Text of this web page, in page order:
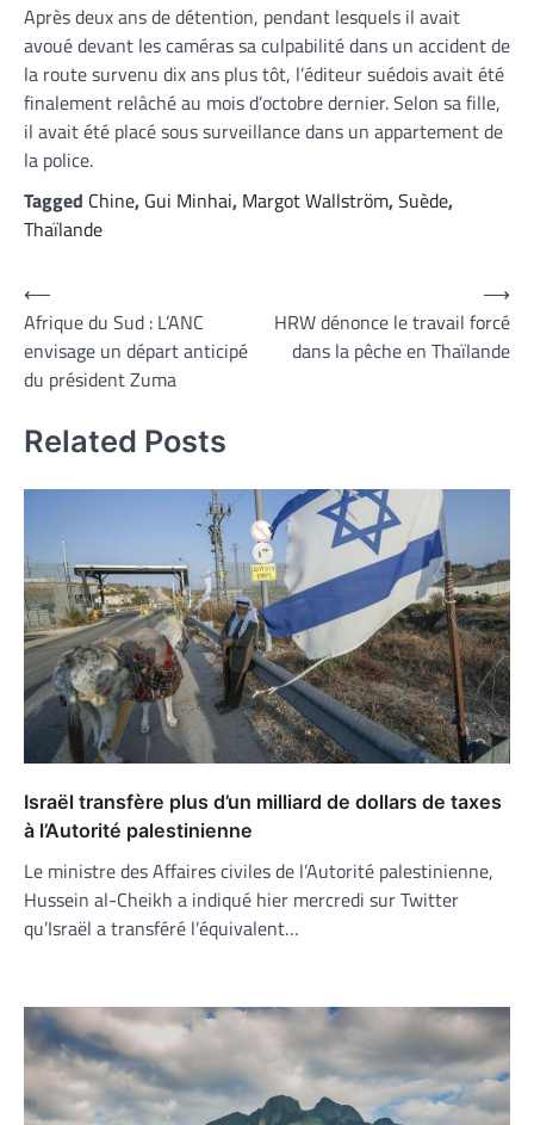
Après deux ans de détention, pendant lesquels il avait
avoué devant les caméras sa culpabilité dans un accident de
la route survenu dix ans plus tôt, l’éditeur suédois avait été
finalement relâché au mois d’octobre dernier. Selon sa fille,
il avait été placé sous surveillance dans un appartement de
la police.
Tagged Chine, Gui Minhai, Margot Wallström,Suède,
Thaïlande
Navigation
de
l’article
⟵
Afrique du Sud : L’ANC
envisage un départ anticipé
du président Zuma
HRW dénonce le travail forcé
dans la pêche en Thaïlande
⟶
Related Posts
Israël transfère plus d’un milliard de dollars de taxes
à l’Autorité palestinienne
Le ministre des Affaires civiles de l’Autorité palestinienne,
Hussein al-Cheikh a indiqué hier mercredi sur Twitter
qu’Israël a transféré l’équivalent…